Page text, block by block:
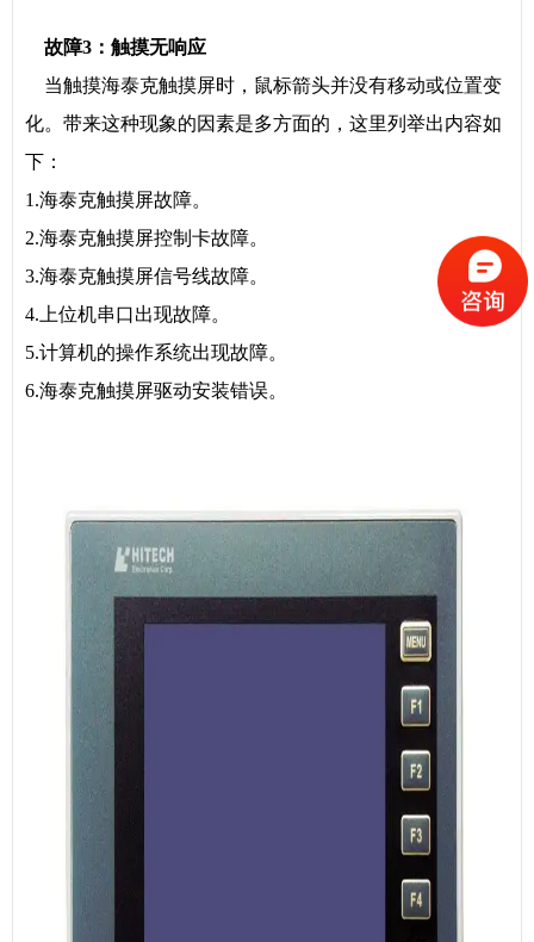
故障3：触摸无响应
当触摸海泰克触摸屏时，鼠标箭头并没有移动或位置变
化。带来这种现象的因素是多方面的，这里列举出内容如
下：
1.海泰克触摸屏故障。
2.海泰克触摸屏控制卡故障。
3.海泰克触摸屏信号线故障。
4.上位机串口出现故障。
5.计算机的操作系统出现故障。
6.海泰克触摸屏驱动安装错误。